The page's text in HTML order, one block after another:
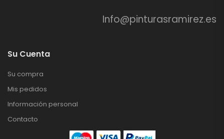
Info@pinturasramirez.es
Su Cuenta
Su compra
Mis pedidos
Información personal
Contacto